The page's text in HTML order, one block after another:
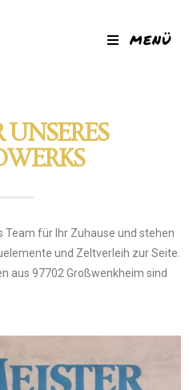
MENÜ
UNSERES
Team für Ihr Zuhause und stehen
und Zeltverleih zur Seite.
aus 97702 Großwenkheim sind